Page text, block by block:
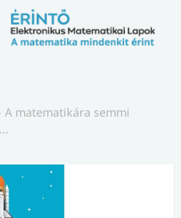
A matematikára semmi